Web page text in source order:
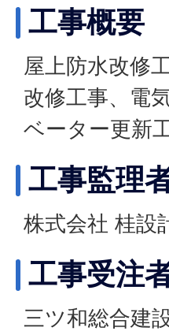
工事概要
屋上防水改修
改修工事、電
ベーター更新
工事監理
株式会社 桂設
工事受注
三ツ和総合建